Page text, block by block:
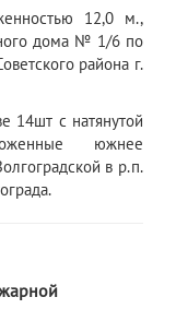
12,0 м.,
дома № 1/6 по
района г.
14шт с натянутой
южнее
в р.п.